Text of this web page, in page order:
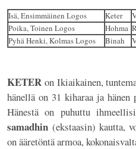
Isä, Ensimmäinen Logos Keter
Poika, Toinen Logos
Hohma
Pyhä Henki, Kolmas Logos
Binah
KETERon Ikiaikainen,
hänellä on 31 kiharaa ja hänen
Hänestä on puhuttu
samadhin (ekstaasin) kautta,
on ääretöntä armoa,